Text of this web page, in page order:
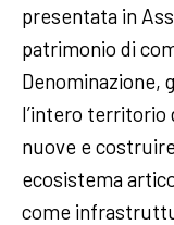
presentata in
patrimonio di
Denominazione,
l’intero territorio
nuove e
ecosistema
come